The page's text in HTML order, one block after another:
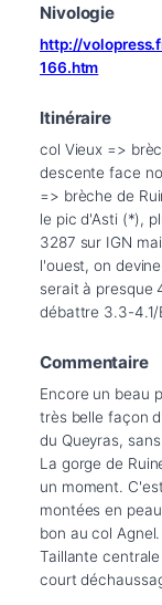
Nivologie
http://
166.htm
Itinéraire
col Vieux =>
descente face
=> brèche de
le pic d'Asti (*),
3287 sur IGN
l'ouest, on
serait à presque
débattre 3.3-4.1/
Commentaire
Encore un beau
très belle façon
du Queyras,
La gorge de
un moment.
montées en
bon au col
Taillante
court